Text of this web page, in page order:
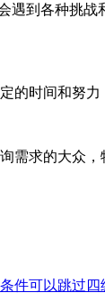
遇到各种挑战
时间和努力
求的大众，